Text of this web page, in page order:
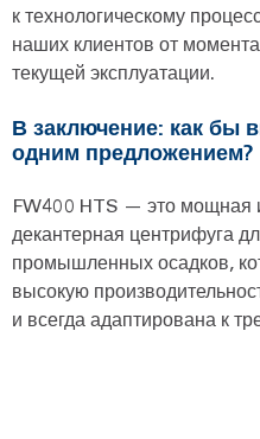
к технологическому
наших клиентов от
текущей эксплуатации.
В заключение: как бы
одним предложением?
FW400 HTS — это мощная
декантерная центрифуга
промышленных осадков,
высокую
и всегда адаптирована к